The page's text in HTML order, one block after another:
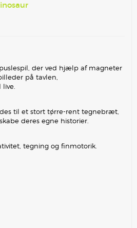
der ved hjælp af magneter
på tavlen,
til et stort tørre-rent tegnebræt,
deres egne historier.
tegning og finmotorik.